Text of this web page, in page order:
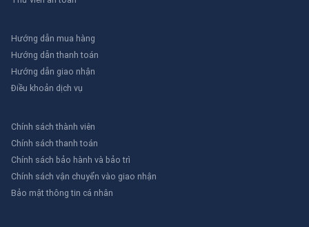
Hướng dẫn mua hàng
Hướng dẫn thanh toán
Hướng dẫn giao nhận
Điều khoản dịch vụ
Chính sách thành viên
Chính sách thanh toán
Chính sách bảo hành và bảo trì
Chính sách vận chuyển vào giao nhận
Bảo mật thông tin cá nhân